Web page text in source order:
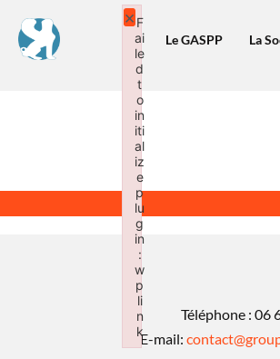
Le GASPP La
Téléphone : 06
E-mail:
F
ai
le
d
t
o
in
iti
al
iz
e
p
lu
g
in
:
w
p
li
n
k
×
Failed to initialize plugin: